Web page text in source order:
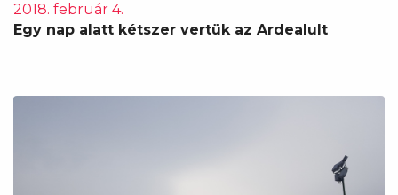
2018. február 4.
Egy nap alatt kétszer vertük az Ardealult